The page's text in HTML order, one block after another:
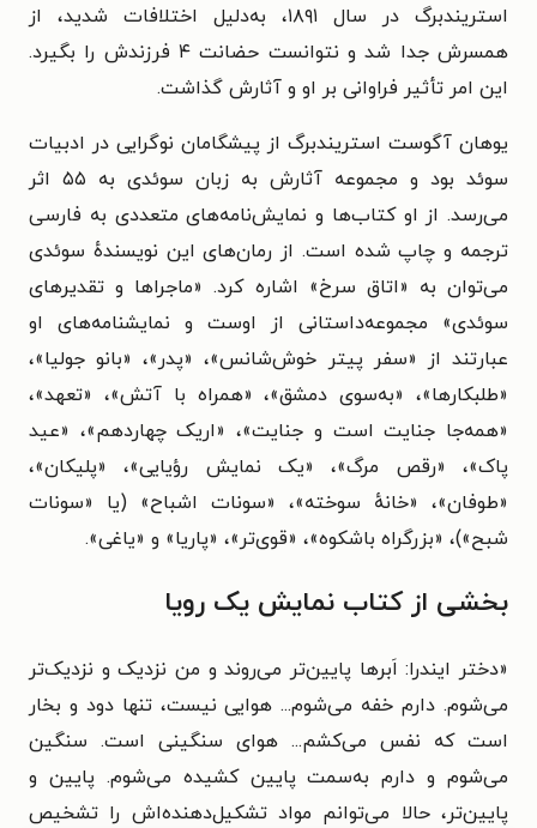
استریندبرگ در سال ۱۸۹۱، به‌دلیل اختلافات شدید، از
همسرش جدا شد و نتوانست حضانت ۴ فرزندش را بگیرد.
این امر تأثیر فراوانی بر او و آثارش گذاشت.
یوهان آگوست استریندبرگ از پیشگامان نوگرایی در ادبیات
سوئد بود و مجموعه آثارش به زبان سوئدی به ۵۵ اثر
می‌رسد. از او کتاب‌ها و نمایش‌نامه‌های متعددی به فارسی
ترجمه و چاپ شده است. از رمان‌های این نویسندهٔ سوئدی
می‌توان به «اتاق سرخ» اشاره کرد. «ماجراها و تقدیرهای
سوئدی» مجموعه‌داستانی از اوست و نمایشنامه‌های او
عبارتند از «سفر پیتر خوش‌شانس»، «پدر»، «بانو جولیا»،
«طلبکارها»، «به‌سوی دمشق»، «همراه با آتش»، «تعهد»،
«همه‌جا جنایت است و جنایت»، «اریک چهاردهم»، «عید
پاک»، «رقص مرگ»، «یک نمایش رؤیایی»، «پلیکان»،
«طوفان»، «خانهٔ سوخته»، «سونات اشباح» (یا «سونات
شبح»)، «بزرگراه باشکوه»، «قوی‌تر»، «پاریا» و «یاغی».
بخشی از کتاب نمایش یک رویا
«دختر ایندرا: اَبرها پایین‌تر می‌روند و من نزدیک و نزدیک‌تر
می‌شوم. دارم خفه می‌شوم... هوایی نیست، تنها دود و بخار
است که نفس می‌کشم... هوای سنگینی است. سنگین
می‌شوم و دارم به‌سمت پایین کشیده می‌شوم. پایین و
پایین‌تر، حالا می‌توانم مواد تشکیل‌دهنده‌اش را تشخیص